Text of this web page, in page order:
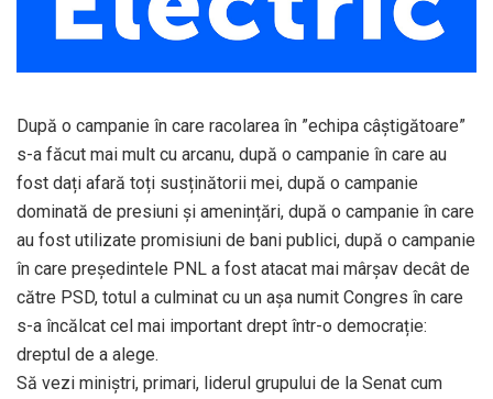
După o campanie în care racolarea în ”echipa câștigătoare”
s-a făcut mai mult cu arcanu, după o campanie în care au
fost dați afară toți susținătorii mei, după o campanie
dominată de presiuni și amenințări, după o campanie în care
au fost utilizate promisiuni de bani publici, după o campanie
în care președintele PNL a fost atacat mai mârșav decât de
către PSD, totul a culminat cu un așa numit Congres în care
s-a încălcat cel mai important drept într-o democrație:
dreptul de a alege.
Să vezi miniștri, primari, liderul grupului de la Senat cum